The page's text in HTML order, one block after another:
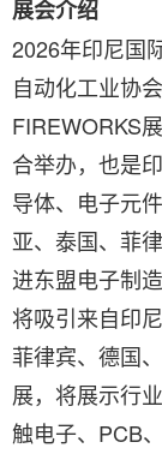
展会介绍
2026年印尼国
自动化工业协
FIREWORKS
合举办，也是
导体、电子元
亚、泰国、菲
进东盟电子制
将吸引来自印
菲律宾、德国
展，将展示行
触电子、PCB